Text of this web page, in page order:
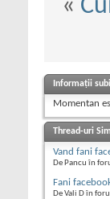
«
Informații
Momentan
Thread-uri
Vand fani
De Pancu în
Fani
De Vali D în